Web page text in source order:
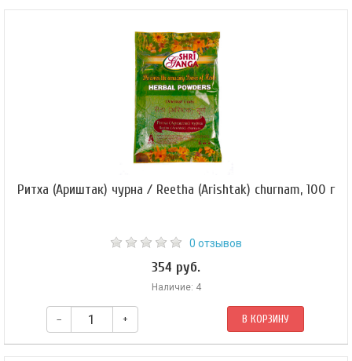
Ритха (Ариштак) чурна / Reetha (Arishtak) churnam, 100 г
0 отзывов
354 руб.
Наличие: 4
– + В КОРЗИНУ